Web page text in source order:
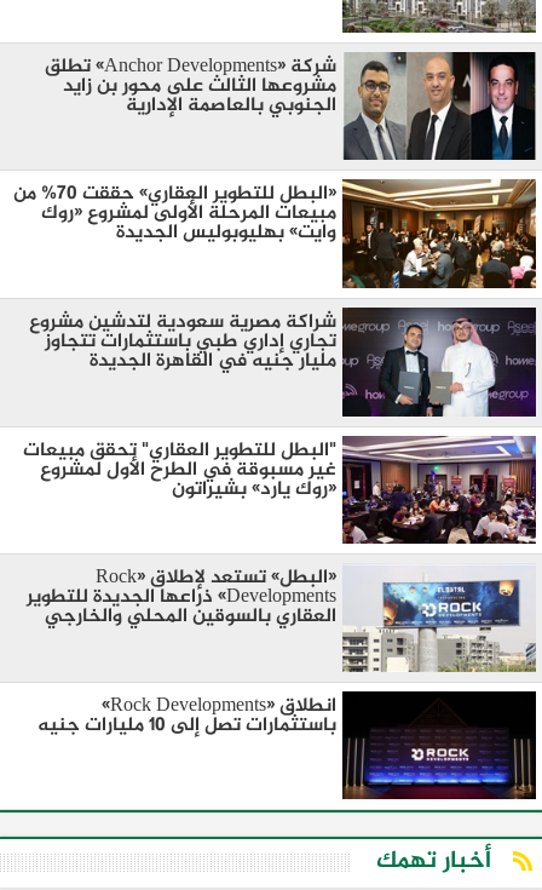
شركة «Anchor Developments» تطلق
مشروعها الثالث على محور بن زايد
الجنوبي بالعاصمة الإدارية
«البطل للتطوير العقاري» حققت 70% من
مبيعات المرحلة الأولى لمشروع «روك
وايت» بهليوبوليس الجديدة
شراكة مصرية سعودية لتدشين مشروع
تجاري إداري طبي باستثمارات تتجاوز
مليار جنيه في القاهرة الجديدة
"البطل للتطوير العقاري" تحقق مبيعات
غير مسبوقة في الطرح الأول لمشروع
«روك يارد» بشيراتون
«البطل» تستعد لإطلاق «Rock
Developments» ذراعها الجديدة للتطوير
العقاري بالسوقين المحلي والخارجي
انطلاق «Rock Developments»
باستثمارات تصل إلى 10 مليارات جنيه
أخبار تهمك